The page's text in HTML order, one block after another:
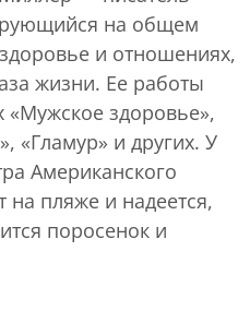
на общем
и отношениях,
жизни. Ее работы
«Мужское здоровье»,
«Гламур» и других. У
Американского
на пляже и надеется,
поросенок и